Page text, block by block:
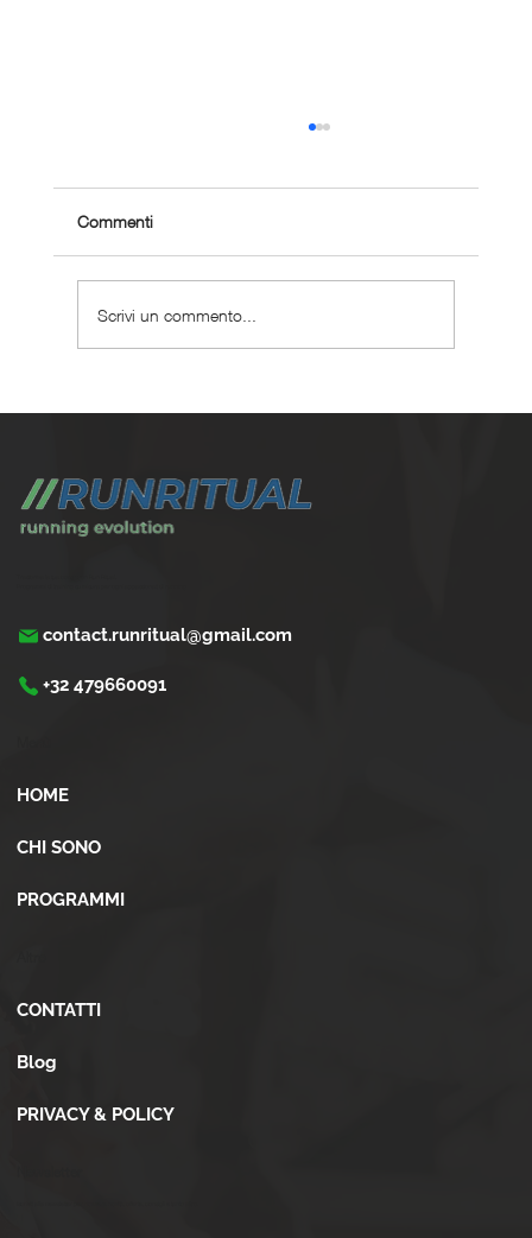
Commenti
Scrivi un commento...
contact.runritual@gmail.com
+32 479660091
HOME
CHI SONO
PROGRAMMI
CONTATTI
Blog
PRIVACY & POLICY